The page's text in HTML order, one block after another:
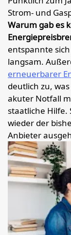
Strom- und
Warum gab es
entspannte
langsam.
erneuerbarer
deutlich zu,
akuter Notfall
staatliche Hilfe.
wieder der
Anbieter